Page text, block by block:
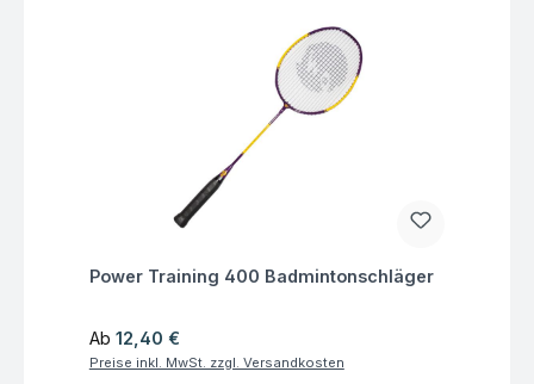
Fragen zum Artikel
Power Training 400 Badmintonschläger
Regulärer Preis:
Ab 12,40 €
Preise inkl. MwSt. zzgl. Versandkosten